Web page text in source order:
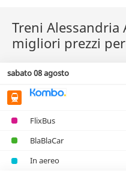
Treni Alessandria
migliori prezzi
sabato 08 agosto
FlixBus
BlaBlaCar
In aereo